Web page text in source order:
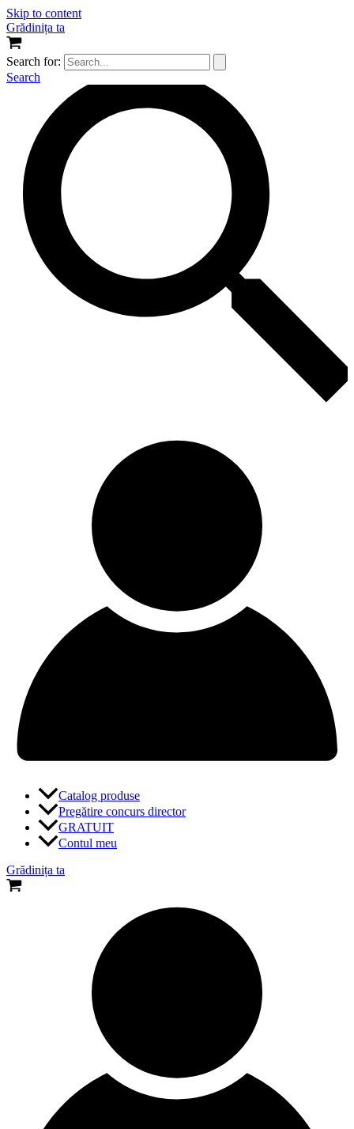
Skip to content
Grădinița ta
Search for:
Search
Catalog produse
Pregătire concurs director
GRATUIT
Contul meu
Grădinița ta